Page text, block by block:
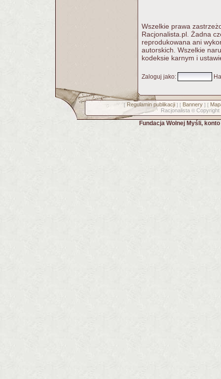
Wszelkie prawa
Racjonalista.pl. Żadna
reprodukowana ani
autorskich. Wszelkie
kodeksie karnym i
Zaloguj jako:
[ Regulamin publikacji] [ Bannery] [
Racjonalista © Copyright
Fundacja Wolnej Myśli,